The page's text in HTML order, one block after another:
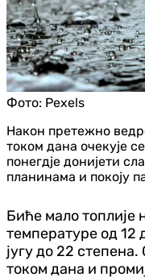
Фото: Pexels
Након претежно
током дана очекује
понегд‌је донијети
планинама и покоју
Биће мало топлије
температуре од 12
југу до 22
током дана и